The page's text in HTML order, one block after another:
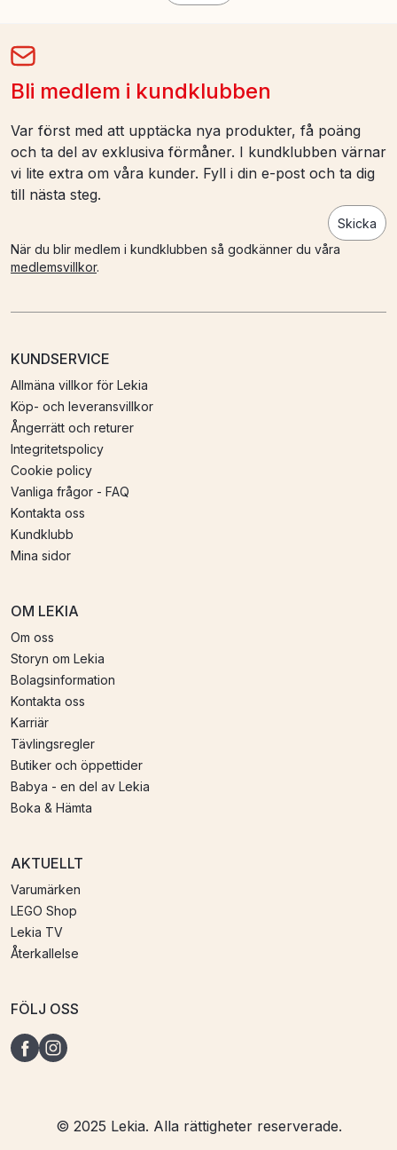
Bli medlem i kundklubben
Var först med att upptäcka nya produkter, få poäng
och ta del av exklusiva förmåner. I kundklubben värnar
vi lite extra om våra kunder. Fyll i din e-post och ta dig
till nästa steg.
Skicka
När du blir medlem i kundklubben så godkänner du våra
medlemsvillkor.
KUNDSERVICE
Allmäna villkor för Lekia
Köp- och leveransvillkor
Ångerrätt och returer
Integritetspolicy
Cookie policy
Vanliga frågor - FAQ
Kontakta oss
Kundklubb
Mina sidor
OM LEKIA
Om oss
Storyn om Lekia
Bolagsinformation
Kontakta oss
Karriär
Tävlingsregler
Butiker och öppettider
Babya - en del av Lekia
Boka & Hämta
AKTUELLT
Varumärken
LEGO Shop
Lekia TV
Återkallelse
FÖLJ OSS
© 2025 Lekia. Alla rättigheter reserverade.